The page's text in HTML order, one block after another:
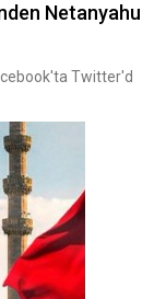
Netanyahu
Twitter'd